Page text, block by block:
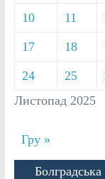
Листопад 2025
10 11
17 18
24 25
Гру »